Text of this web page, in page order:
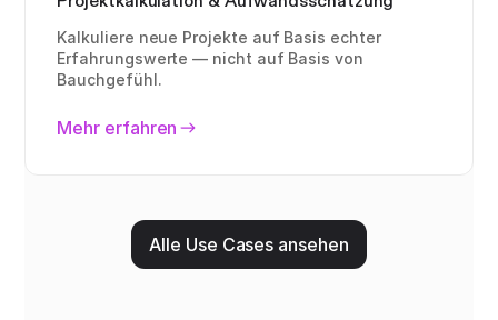
Kalkuliere neue Projekte auf Basis echter
Erfahrungswerte — nicht auf Basis von
Bauchgefühl.
Mehr erfahren
Alle Use Cases ansehen